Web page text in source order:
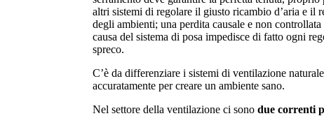
altri sistemi di regolare il giusto ricambio d’aria e il
degli ambienti; una perdita causale e non
causa del sistema di posa impedisce di fatto ogni
spreco.
C’è da differenziare i sistemi di ventilazione
accuratamente per creare un ambiente sano.
Nel settore della ventilazione ci sono due correnti